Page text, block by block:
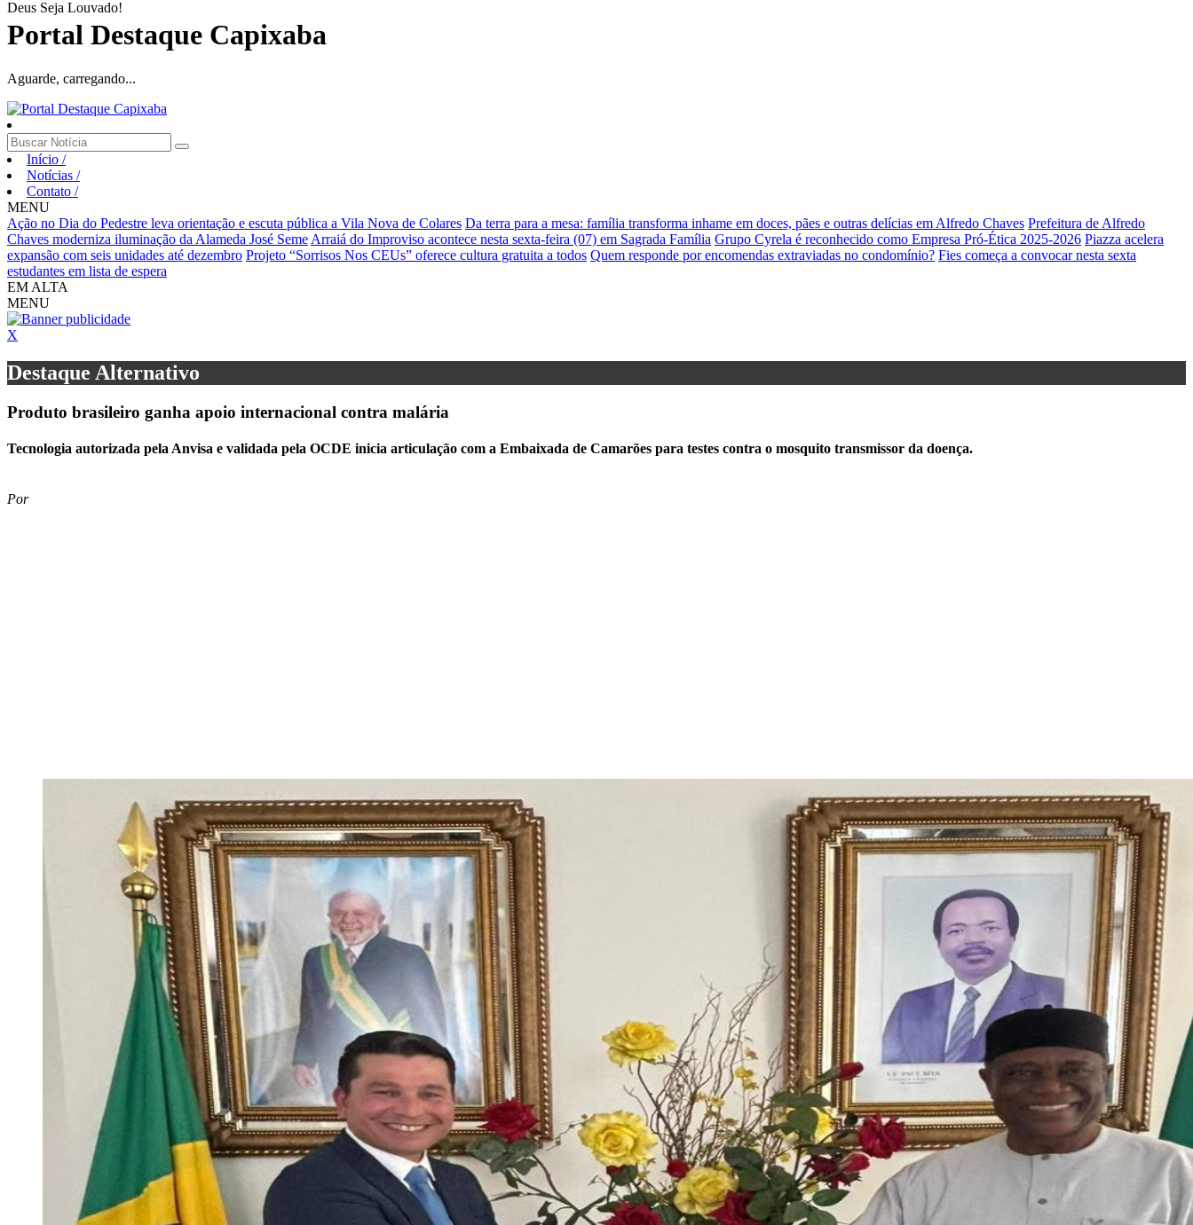
Portal Destaque Capixaba
Aguarde, carregando...
Deus Seja Louvado!
Início /
Notícias /
Contato /
MENU
Ação no Dia do Pedestre leva orientação e escuta pública a Vila Nova de Colares Da terra para a mesa: família transforma inhame em doces, pães e outras delícias em Alfredo Chaves Prefeitura de Alfredo
Chaves moderniza iluminação da Alameda José Seme Arraiá do Improviso acontece nesta sexta-feira (07) em Sagrada Família Grupo Cyrela é reconhecido como Empresa Pró-Ética 2025-2026 Piazza acelera
expansão com seis unidades até dezembro Projeto “Sorrisos Nos CEUs” oferece cultura gratuita a todos Quem responde por encomendas extraviadas no condomínio? Fies começa a convocar nesta sexta
estudantes em lista de espera
EM ALTA
MENU
X
Destaque Alternativo
Produto brasileiro ganha apoio internacional contra malária
Tecnologia autorizada pela Anvisa e validada pela OCDE inicia articulação com a Embaixada de Camarões para testes contra o mosquito transmissor da doença.
Por